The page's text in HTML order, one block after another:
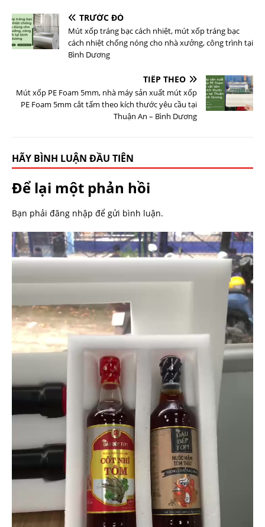
TRƯỚC ĐÓ
Mút xốp tráng bạc cách nhiệt, mút xốp tráng bạc
cách nhiệt chống nóng cho nhà xưởng, công trình tại
Bình Dương
TIẾP THEO
Mút xốp PE Foam 5mm, nhà máy sản xuất mút xốp
PE Foam 5mm cắt tấm theo kích thước yêu cầu tại
Thuận An – Bình Dương
HÃY BÌNH LUẬN ĐẦU TIÊN
Để lại một phản hồi
Bạn phải đăng nhập để gửi bình luận.